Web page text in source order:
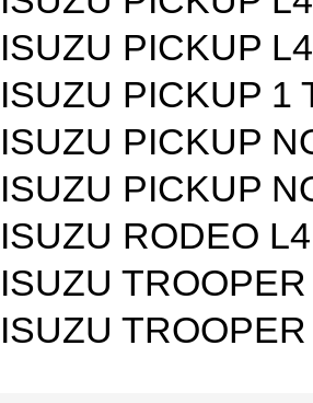
ISUZU PICKUP
ISUZU PICKUP 1
ISUZU PICKUP
ISUZU PICKUP
ISUZU RODEO
ISUZU
ISUZU